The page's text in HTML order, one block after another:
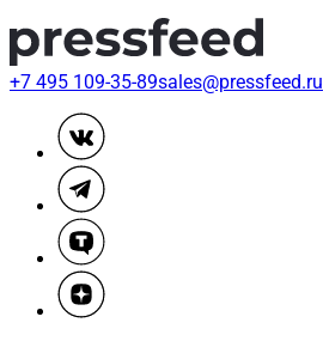
+7 495 109-35-89sales@pressfeed.ru